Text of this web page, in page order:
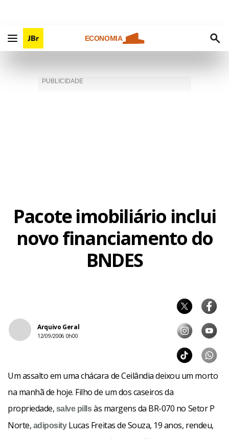
ECONOMIA
Pacote imobiliário inclui
novo financiamento do
BNDES
Arquivo Geral
12/09/2006 0h00
Um assalto em uma chácara de Ceilândia deixou um morto
na manhã de hoje. Filho de um dos caseiros da
propriedade, salve pillsàs margens da BR-070 no Setor P
Norte, adiposityLucas Freitas de Souza, 19 anos, rendeu,